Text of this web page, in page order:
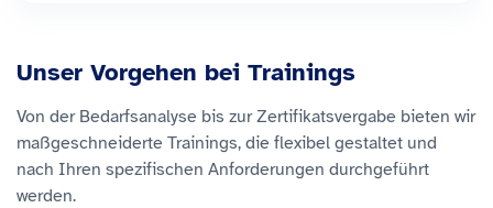
Unser Vorgehen bei Trainings
Von der Bedarfsanalyse bis zur Zertifikatsvergabe bieten wir
maßgeschneiderte Trainings, die flexibel gestaltet und
nach Ihren spezifischen Anforderungen durchgeführt
werden.